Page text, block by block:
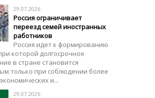
29.07.2026
Россия ограничивает
переезд семей иностранных
работников
Россия идет к формированию
которой долгосрочное
в стране становится
только при соблюдении более
и...
29.07.2026